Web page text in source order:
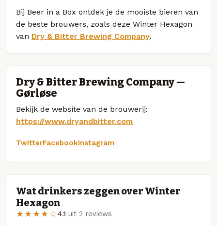
Bij Beer in a Box ontdek je de mooiste bieren van
de beste brouwers, zoals deze Winter Hexagon
van Dry & Bitter Brewing Company.
Dry & Bitter Brewing Company —
Gørløse
Bekijk de website van de brouwerij:
https://www.dryandbitter.com
TwitterFacebookInstagram
Wat drinkers zeggen over Winter
Hexagon
★★★★☆4.1 uit 2 reviews